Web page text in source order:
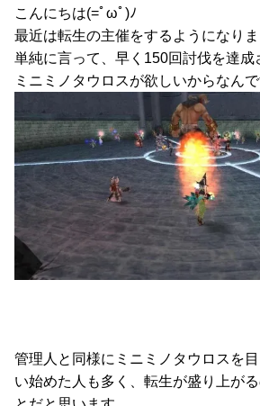
こんにちは(=ﾟωﾟ)ﾉ
最近は転生の主催をするようになりま
単純に言って、早く150回討伐を達成
ミニミノタウロスが欲しいからなん
管理人と同様にミニミノタウロスを
い始めた人も多く、転生が盛り上が